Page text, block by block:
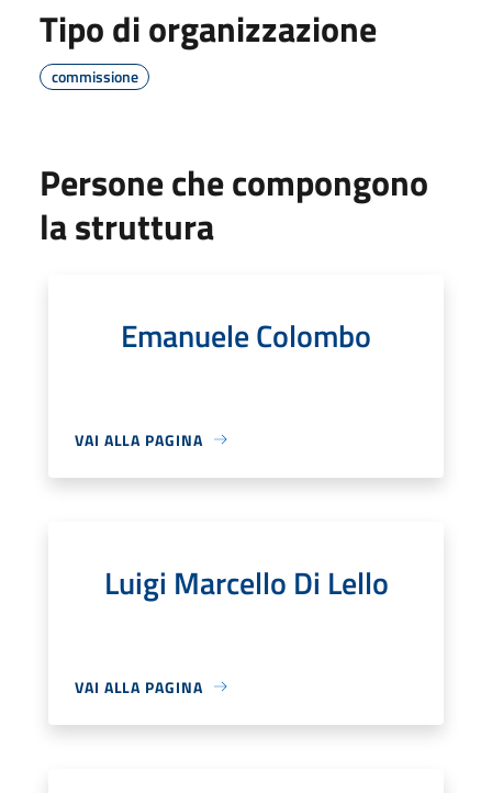
Tipo di organizzazione
commissione
Persone che compongono
la struttura
Emanuele Colombo
VAI ALLA PAGINA
Luigi Marcello Di Lello
VAI ALLA PAGINA